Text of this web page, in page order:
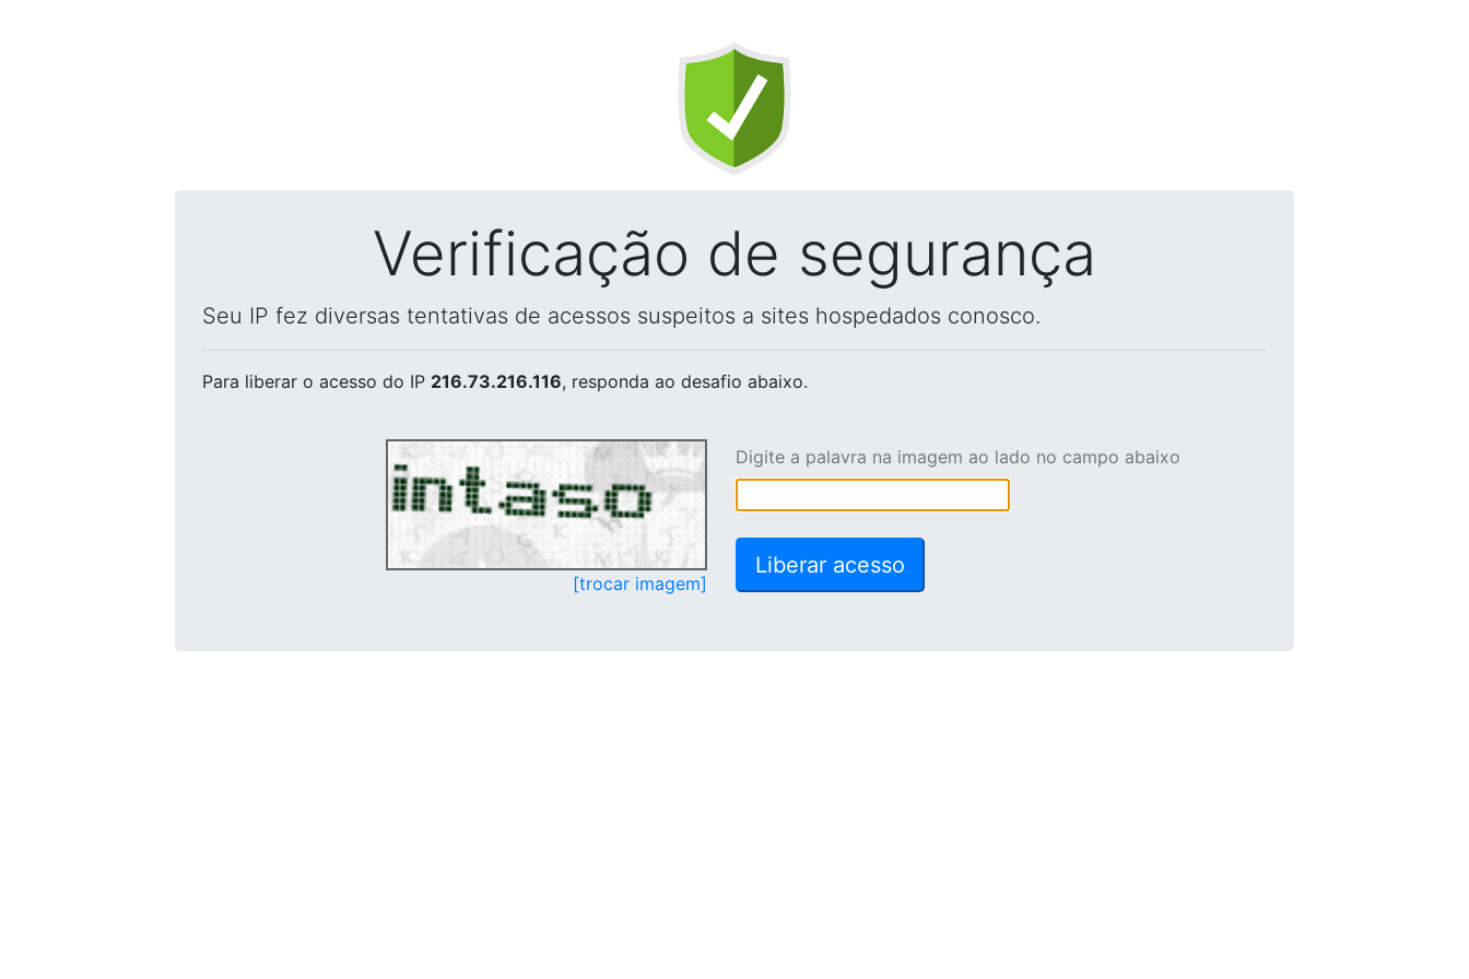
Verificação de segurança
Seu IP fez diversas tentativas de acessos suspeitos a sites hospedados conosco.
Para liberar o acesso do IP 216.73.216.116, responda ao desafio abaixo.
[trocar imagem]
Digite a palavra na imagem ao lado no campo abaixo